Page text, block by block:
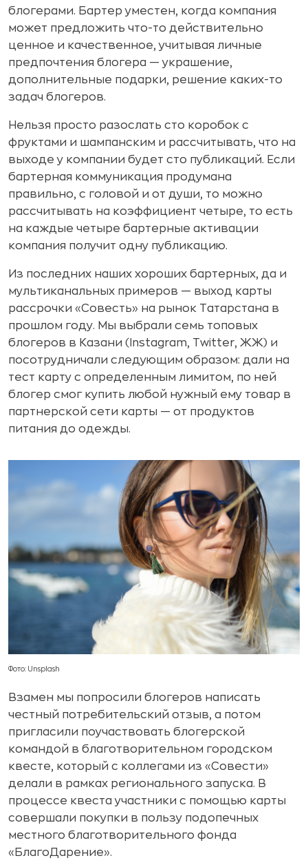
блогерами. Бартер уместен, когда компания
может предложить что-то действительно
ценное и качественное, учитывая личные
предпочтения блогера — украшение,
дополнительные подарки, решение каких-то
задач блогеров.
Нельзя просто разослать сто коробок с
фруктами и шампанским и рассчитывать, что на
выходе у компании будет сто публикаций. Если
бартерная коммуникация продумана
правильно, с головой и от души, то можно
рассчитывать на коэффициент четыре, то есть
на каждые четыре бартерные активации
компания получит одну публикацию.
Из последних наших хороших бартерных, да и
мультиканальных примеров — выход карты
рассрочки «Совесть» на рынок Татарстана в
прошлом году. Мы выбрали семь топовых
блогеров в Казани (Instagram, Twitter, ЖЖ) и
посотрудничали следующим образом: дали на
тест карту с определенным лимитом, по ней
блогер смог купить любой нужный ему товар в
партнерской сети карты — от продуктов
питания до одежды.
Фото: Unsplash
Взамен мы попросили блогеров написать
честный потребительский отзыв, а потом
пригласили поучаствовать блогерской
командой в благотворительном городском
квесте, который с коллегами из «Совести»
делали в рамках регионального запуска. В
процессе квеста участники с помощью карты
совершали покупки в пользу подопечных
местного благотворительного фонда
«БлагоДарение».